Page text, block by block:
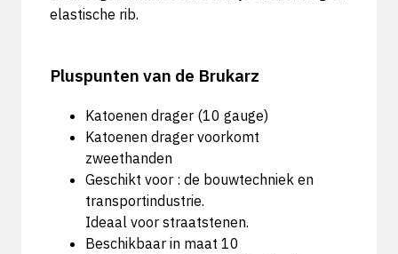
elastische rib.
Pluspunten van de Brukarz
Katoenen drager (10 gauge)
Katoenen drager voorkomt
zweethanden
Geschikt voor : de bouwtechniek en
transportindustrie.
Ideaal voor straatstenen.
Beschikbaar in maat 10